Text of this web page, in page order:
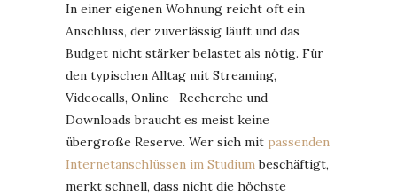
In einer eigenen Wohnung reicht oft ein
Anschluss, der zuverlässig läuft und das
Budget nicht stärker belastet als nötig. Für
den typischen Alltag mit Streaming,
Videocalls, Online- Recherche und
Downloads braucht es meist keine
übergroße Reserve. Wer sich mit passenden
Internetanschlüssen im Studiumbeschäftigt,
merkt schnell, dass nicht die höchste